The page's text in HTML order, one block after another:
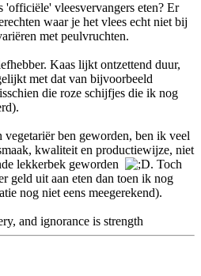
vleesvervangers eten? Er
waar je het vlees echt niet bij
met peulvruchten.
Kaas lijkt ontzettend duur,
met dat van bijvoorbeeld
die roze schijfjes die ik nog
ben geworden, ben ik veel
kwaliteit en productiewijze, niet
lekkerbek geworden
. Toch
geld uit aan eten dan toen ik nog
nog niet eens meegerekend).
and ignorance is strength